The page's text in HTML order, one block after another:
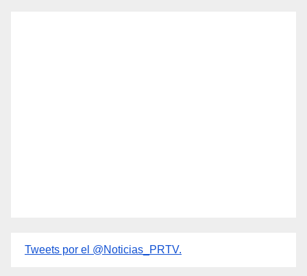
Tweets por el @Noticias_PRTV.